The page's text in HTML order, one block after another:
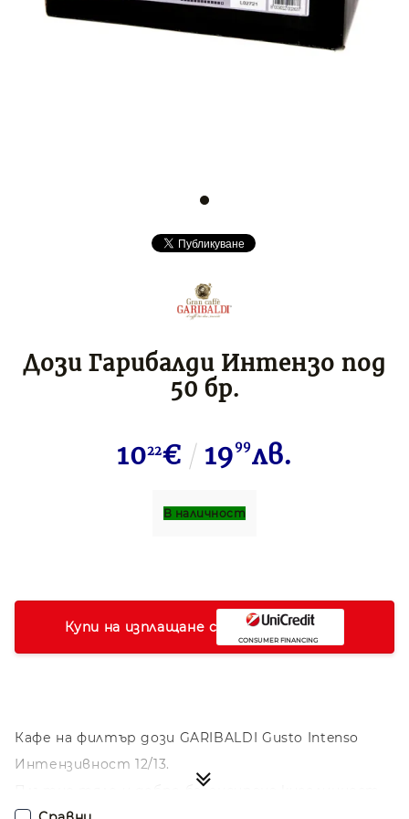
Дози Гарибалди Интензо под
50 бр.
1022€ 1999лв.
В наличност
Кафе на филтър дози GARIBALDI Gusto Intenso
Интензивност 12/13.
Плътно тяло и добре балансирана киселинност
на кафето.
Купи на изплащане с